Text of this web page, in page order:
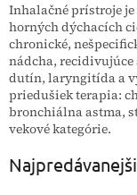
Inhalačné prístroje
horných dýchacích
chronické,
nádcha,
dutín, laryngitída a
priedušiek terapia:
bronchiálna astma,
vekové kategórie.